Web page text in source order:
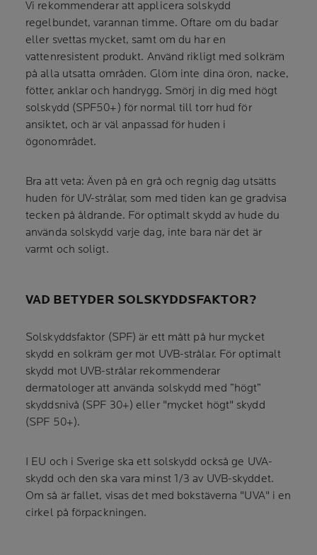
Vi rekommenderar att applicera solskydd
regelbundet, varannan timme. Oftare om du badar
eller svettas mycket, samt om du har en
vattenresistent produkt. Använd rikligt med solkräm
på alla utsatta områden. Glöm inte dina öron, nacke,
fötter, anklar och handrygg. Smörj in dig med högt
solskydd (SPF50+) för normal till torr hud för
ansiktet, och är väl anpassad för huden i
ögonområdet.
Bra att veta: Även på en grå och regnig dag utsätts
huden för UV-strålar, som med tiden kan ge gradvisa
tecken på åldrande. För optimalt skydd av hude du
använda solskydd varje dag, inte bara när det är
varmt och soligt.
VAD BETYDER SOLSKYDDSFAKTOR?
Solskyddsfaktor (SPF) är ett mått på hur mycket
skydd en solkräm ger mot UVB-strålar. För optimalt
skydd mot UVB-strålar rekommenderar
dermatologer att använda solskydd med ”högt”
skyddsnivå (SPF 30+) eller "mycket högt" skydd
(SPF 50+).
I EU och i Sverige ska ett solskydd också ge UVA-
skydd och den ska vara minst 1/3 av UVB-skyddet.
Om så är fallet, visas det med bokstäverna "UVA" i en
cirkel på förpackningen.